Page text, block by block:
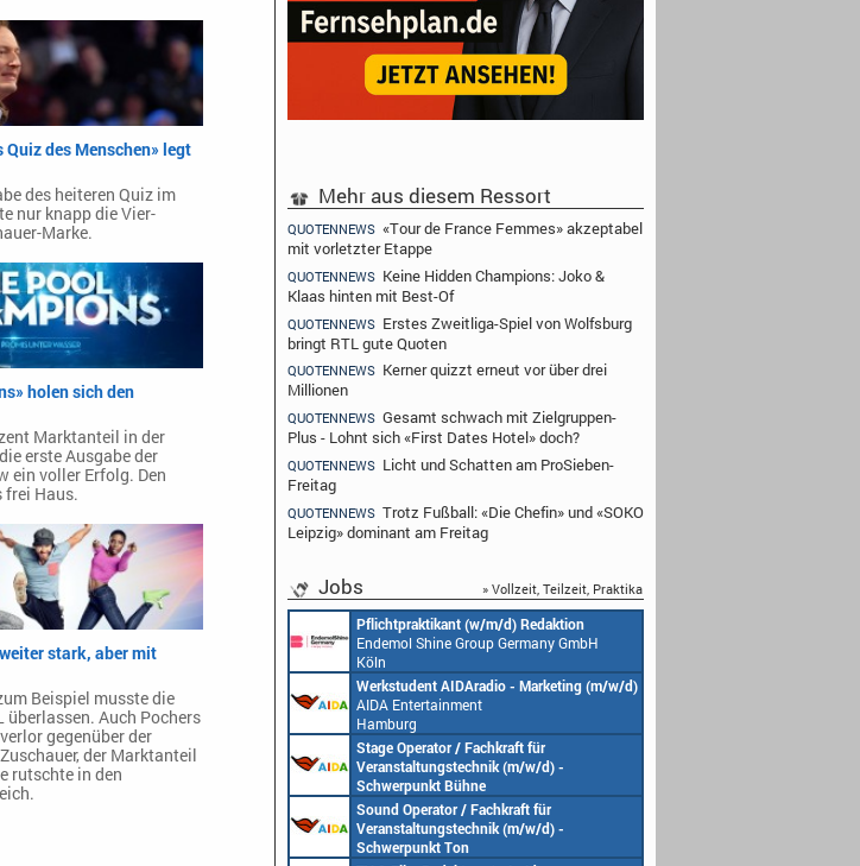
des Menschen» legt
des heiteren Quiz im
nur knapp die Vier-
Marke.
holen sich den
Marktanteil in der
erste Ausgabe der
ein voller Erfolg. Den
frei Haus.
stark, aber mit
Beispiel musste die
überlassen. Auch Pochers
gegenüber der
der Marktanteil
rutschte in den
Mehr aus diesem Ressort
QUOTENNEWS «Tour de France Femmes» akzeptabel
mit vorletzter Etappe
QUOTENNEWS Keine Hidden Champions: Joko &
Klaas hinten mit Best-Of
QUOTENNEWS Erstes Zweitliga-Spiel von Wolfsburg
bringt RTL gute Quoten
QUOTENNEWS Kerner quizzt erneut vor über drei
Millionen
QUOTENNEWS Gesamt schwach mit Zielgruppen-
Plus - Lohnt sich «First Dates Hotel» doch?
QUOTENNEWS Licht und Schatten am ProSieben-
Freitag
QUOTENNEWS Trotz Fußball: «Die Chefin» und «SOKO
Leipzig» dominant am Freitag
Jobs » Vollzeit, Teilzeit, Praktika
Pflichtpraktikant (w/m/d) Redaktion
Endemol Shine Group Germany GmbH
Köln
Werkstudent AIDAradio - Marketing (m/w/d)
AIDA Entertainment
Hamburg
Stage Operator / Fachkraft für
Veranstaltungstechnik (m/w/d) -
Schwerpunkt Bühne
AIDA Entertainment
an Bord unserer Schiffe
Sound Operator / Fachkraft für
Veranstaltungstechnik (m/w/d) -
Schwerpunkt Ton